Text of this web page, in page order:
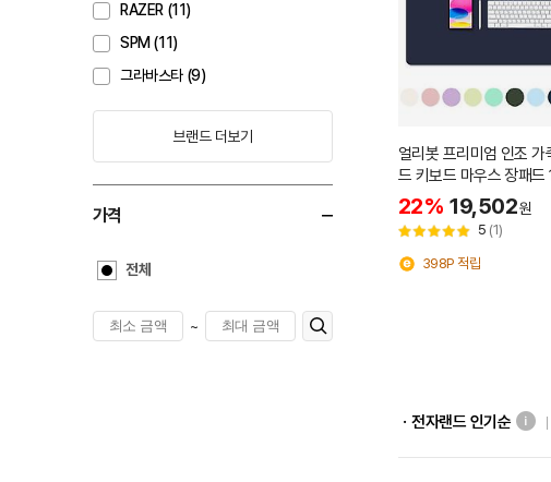
RAZER (11)
SPM (11)
그라바스타 (9)
브랜드 더보기
가격
전체
~
얼리봇 프리미엄 인조 가
드 키보드 마우스 장패
22% 19,502원
5 (1)
398P 적립
ㆍ전자랜드 인기순